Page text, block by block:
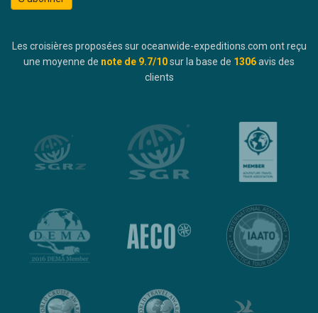
Les croisières proposées sur oceanwide-expeditions.com ont reçu
une moyenne de note de 9.7/10sur la base de 1306avis des
clients